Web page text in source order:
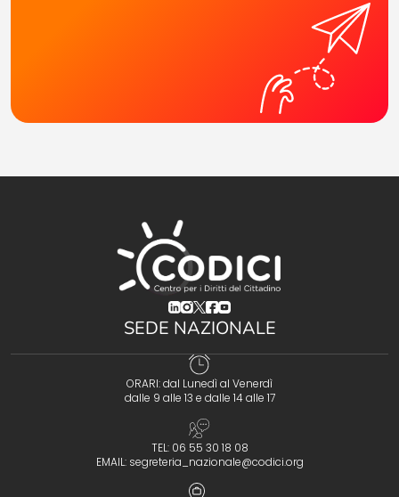
(opens in a new tab)
(opens in a new tab)
(opens in a new tab)
(opens in a new tab)
(opens in a new tab)
SEDE NAZIONALE
ORARI: dal Lunedì al Venerdì
dalle 9 alle 13 e dalle 14 alle 17
TEL: 06 55 30 18 08
EMAIL: segreteria_nazionale@codici.org